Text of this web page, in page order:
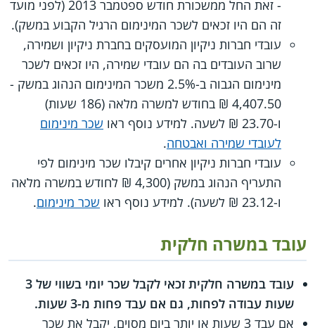
- זאת החל ממשכורת חודש ספטמבר 2013 (לפני מועד
זה הם היו זכאים לשכר המינימום הרגיל הקבוע במשק).
עובדי חברות ניקיון המועסקים בחברת ניקיון ושמירה,
שרוב העובדים בה הם עובדי שמירה, היו זכאים לשכר
מינימום הגבוה ב-2.5% משכר המינימום הנהוג במשק -
4,407.50 ₪ בחודש למשרה מלאה (186 שעות)
ו-23.70 ₪ לשעה. למידע נוסף ראו
שכר מינימום
לעובדי שמירה ואבטחה.
עובדי חברות ניקיון אחרים קיבלו שכר מינימום לפי
התעריף הנהוג במשק (4,300 ₪ לחודש במשרה מלאה
ו-23.12 ₪ לשעה). למידע נוסף ראו
שכר מינימום.
עובד במשרה חלקית
עובד במשרה חלקית זכאי לקבל שכר יומי בשווי של 3
שעות עבודה לפחות, גם אם עבד פחות מ-3 שעות.
אם עבד 3 שעות או יותר ביום מסוים, יקבל את שכר